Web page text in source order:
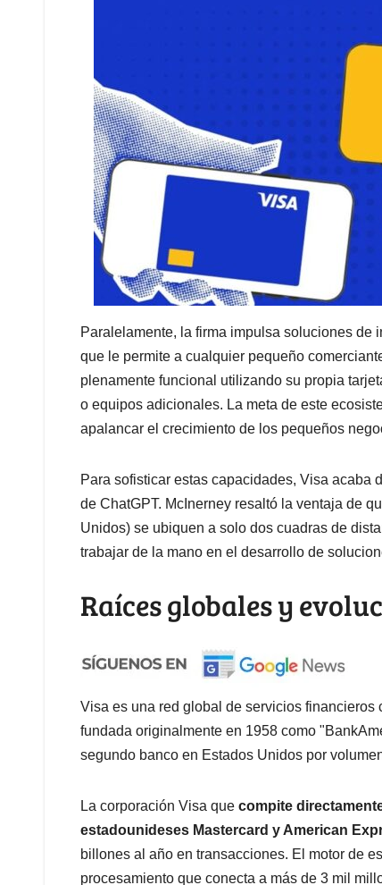
Paralelamente, la firma impulsa soluciones de
que le permite a cualquier pequeño
plenamente funcional utilizando su propia
o equipos adicionales. La meta de este
apalancar el crecimiento de los pequeños
Para sofisticar estas capacidades, Visa acaba
de ChatGPT. McInerney resaltó la ventaja de
Unidos) se ubiquen a solo dos cuadras de
trabajar de la mano en el desarrollo de
Raíces globales y
Visa es una red global de servicios
fundada originalmente en 1958 como
segundo banco en Estados Unidos por
La corporación Visa que compite
estadounideses Mastercard y American
billones al año en transacciones. El motor de
procesamiento que conecta a más de 3 mil